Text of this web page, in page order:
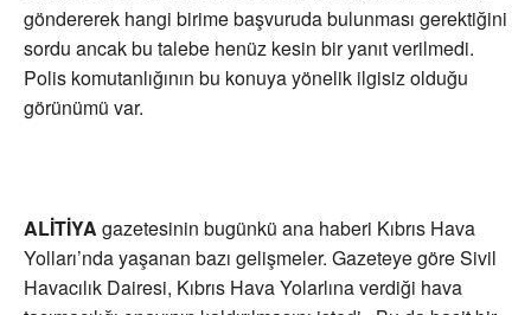
göndererek hangi birime başvuruda bulunması gerektiğini
sordu ancak bu talebe henüz kesin bir yanıt verilmedi.
Polis komutanlığının bu konuya yönelik ilgisiz olduğu
görünümü var.
ALİTİYA gazetesinin bugünkü ana haberi Kıbrıs Hava
Yolları’nda yaşanan bazı gelişmeler. Gazeteye göre Sivil
Havacılık Dairesi, Kıbrıs Hava Yolarlına verdiği hava